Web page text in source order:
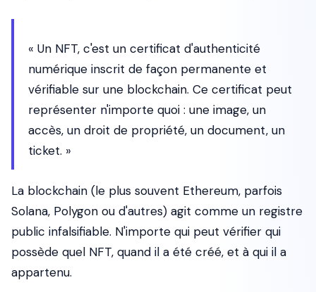
« Un NFT, c'est un certificat d'authenticité
numérique inscrit de façon permanente et
vérifiable sur une blockchain. Ce certificat peut
représenter n'importe quoi : une image, un
accès, un droit de propriété, un document, un
ticket. »
La blockchain (le plus souvent Ethereum, parfois
Solana, Polygon ou d'autres) agit comme un registre
public infalsifiable. N'importe qui peut vérifier qui
possède quel NFT, quand il a été créé, et à qui il a
appartenu.